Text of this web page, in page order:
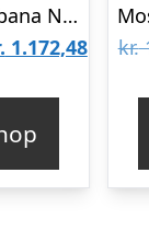
Dolce & Gabbana Nederdel – Sort
3.349,95.
1.172,48Den
kr.
kr.